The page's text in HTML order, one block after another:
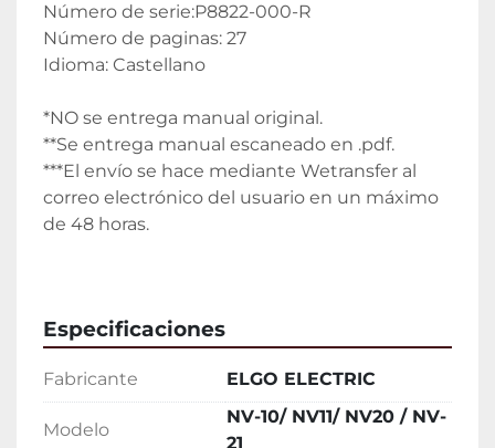
Número de serie:P8822-000-R
Número de paginas: 27
Idioma: Castellano
*NO se entrega manual original.
**Se entrega manual escaneado en .pdf.
***El envío se hace mediante Wetransfer al
correo electrónico del usuario en un máximo
de 48 horas.
Especificaciones
Fabricante ELGO ELECTRIC
Modelo
NV-10/ NV11/ NV20 / NV-
21